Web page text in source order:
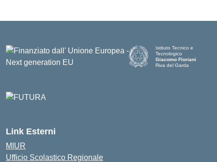
Istituto Tecnico e
Tecnologico
Giacomo Floriani
Riva del Garda
Link Esterni
MIUR
Ufficio Scolastico Regionale